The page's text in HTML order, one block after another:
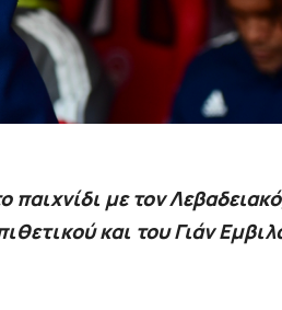
παιχνίδι με τον
και του Γιάν